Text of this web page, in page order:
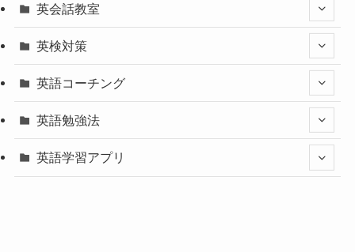
英会話教室
英検対策
英語コーチング
英語勉強法
英語学習アプリ